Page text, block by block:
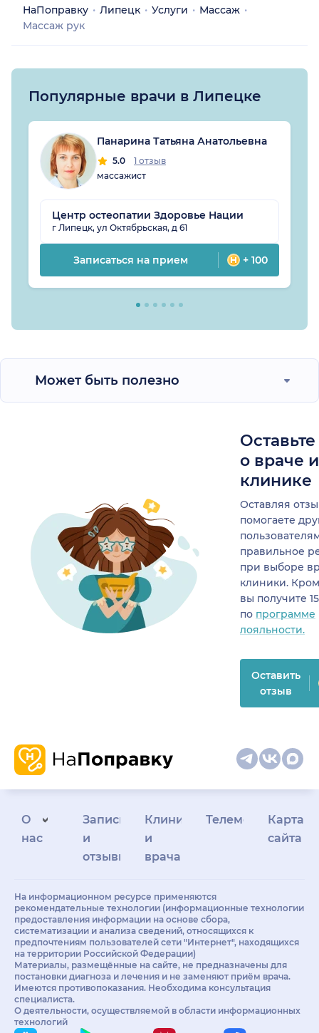
НаПоправку Липецк Услуги
Массаж
Массаж рук
Популярные врачи в Липецке
Панарина Татьяна Анатольевна
5.0
1 отзыв
массажист
Центр остеопатии Здоровье Нации
г Липецк, ул Октябрьская, д 61
Записаться на прием + 100
Может быть полезно
о враче
клинике
Оставляя
помогаете
правильное
при выборе
клиники.
вы получите
по программе
лояльности.
Оставить
отзыв
О
нас
Запись
и
отзывы
Клиникам
и
врачам
Телемедицина
Карта
сайта
На информационном ресурсе применяются
рекомендательные технологии (информационные технологии
предоставления информации на основе сбора,
систематизации и анализа сведений, относящихся к
предпочтениям пользователей сети "Интернет", находящихся
на территории Российской Федерации)
Материалы, размещённые на сайте, не предназначены для
постановки диагноза и лечения и не заменяют приём врача.
Имеются противопоказания. Необходима консультация
специалиста.
О деятельности, осуществляемой в области информационных
технологий